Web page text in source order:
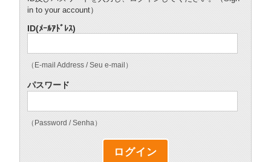
in to your account）
ID(ﾒｰﾙｱﾄﾞﾚｽ)
（E-mail Address / Seu e-mail）
パスワード
（Password / Senha）